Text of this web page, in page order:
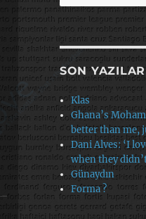
SON YAZILAR
Klas
Ghana’s
better than me,
Dani Alves: ‘I
when they
Günaydın
Forma ?